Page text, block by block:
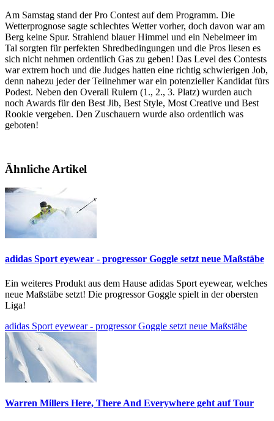
Am Samstag stand der Pro Contest auf dem Programm. Die
Wetterprognose sagte schlechtes Wetter vorher, doch davon war am
Berg keine Spur. Strahlend blauer Himmel und ein Nebelmeer im
Tal sorgten für perfekten Shredbedingungen und die Pros liesen es
sich nicht nehmen ordentlich Gas zu geben! Das Level des Contests
war extrem hoch und die Judges hatten eine richtig schwierigen Job,
denn nahezu jeder der Teilnehmer war ein potenzieller Kandidat fürs
Podest. Neben den Overall Rulern (1., 2., 3. Platz) wurden auch
noch Awards für den Best Jib, Best Style, Most Creative und Best
Rookie vergeben. Den Zuschauern wurde also ordentlich was
geboten!
Ähnliche Artikel
adidas Sport eyewear - progressor Goggle setzt neue Maßstäbe
Ein weiteres Produkt aus dem Hause adidas Sport eyewear, welches
neue Maßstäbe setzt! Die progressor Goggle spielt in der obersten
Liga!
adidas Sport eyewear - progressor Goggle setzt neue Maßstäbe
Warren Millers Here, There And Everywhere geht auf Tour